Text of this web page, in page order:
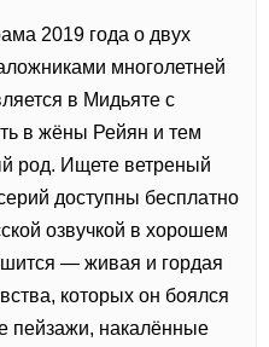
2019 года о двух
многолетней
в Мидьяте с
в жёны Рейян и тем
род. Ищете ветреный
доступны бесплатно
озвучкой в хорошем
— живая и гордая
которых он боялся
пейзажи, накалённые